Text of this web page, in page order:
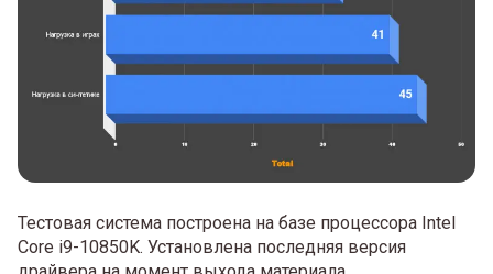
Тестовая система построена на базе процессора Intel
Core i9-10850K. Установлена последняя версия